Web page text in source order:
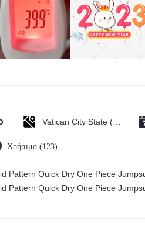
Χρήσιμο (123)
Pattern Quick Dry One Piece
Pattern Quick Dry One Piece